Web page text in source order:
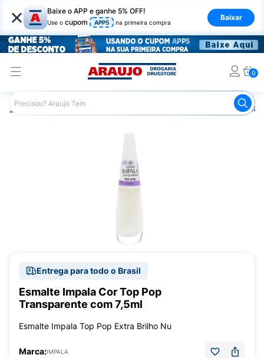
× Baixe o APP e ganhe 5% OFF!
Use o cupom APP5 na primeira compra
Baixar
0
Araujo Beleza e Cuidados
Entrega para todo o Brasil
Esmalte Impala Cor Top Pop
Transparente com 7,5ml
Esmalte Impala Top Pop Extra Brilho Nu
Marca:IMPALA